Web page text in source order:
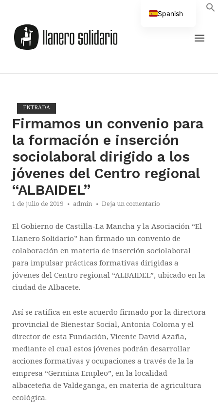
contenido
ENTRADA
Firmamos un convenio para
la formación e inserción
sociolaboral dirigido a los
jóvenes del Centro regional
“ALBAIDEL”
1 de julio de 2019 admin Deja un comentario
El Gobierno de Castilla-La Mancha y la Asociación “El
Llanero Solidario” han firmado un convenio de
colaboración en materia de inserción sociolaboral
para impulsar prácticas formativas dirigidas a
jóvenes del Centro regional “ALBAIDEL”, ubicado en la
ciudad de Albacete.
Así se ratifica en este acuerdo firmado por la directora
provincial de Bienestar Social, Antonia Coloma y el
director de esta Fundación, Vicente David Azaña,
mediante el cual estos jóvenes podrán desarrollar
acciones formativas y ocupaciones a través de la la
empresa “Germina Empleo”, en la localidad
albaceteña de Valdeganga, en materia de agricultura
ecológica.
Spanish